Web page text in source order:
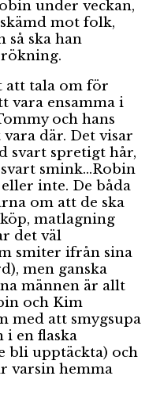
under veckan,
mot folk,
så ska han
att tala om för
vara ensamma i
och hans
där. Det visar
svart spretigt hår,
smink…Robin
inte. De båda
om att de ska
matlagning
det väl
smiter ifrån sina
men ganska
männen är allt
och Kim
med att smygsupa
i en flaska
bli upptäckta) och
varsin hemma